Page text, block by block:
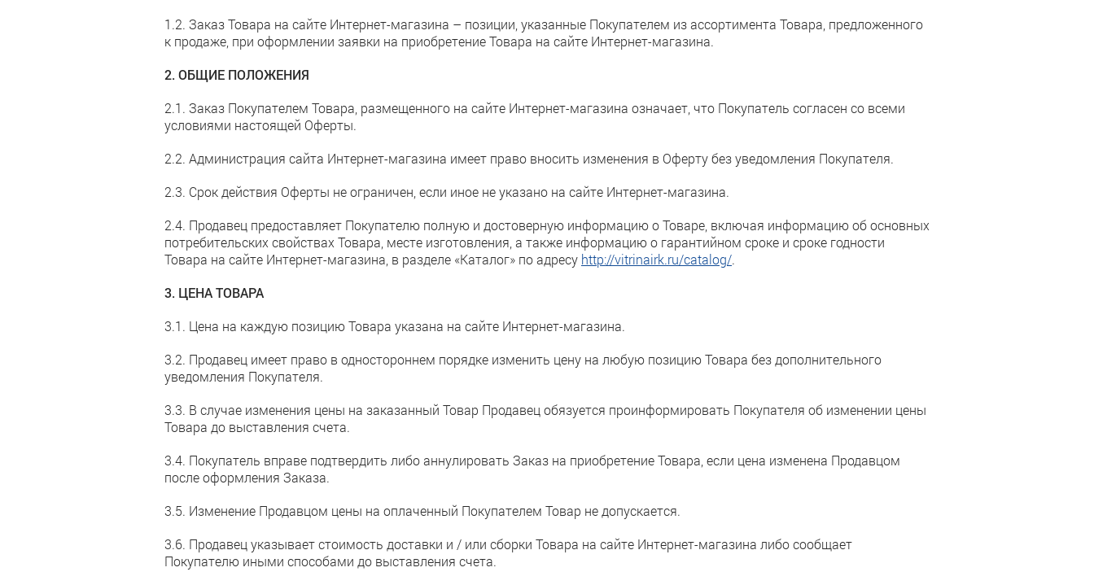
1.2. Заказ Товара на сайте Интернет-магазина – позиции, указанные Покупателем из ассортимента Товара, предложенного
к продаже, при оформлении заявки на приобретение Товара на сайте Интернет-магазина.
2. ОБЩИЕ ПОЛОЖЕНИЯ
2.1. Заказ Покупателем Товара, размещенного на сайте Интернет-магазина означает, что Покупатель согласен со всеми
условиями настоящей Оферты.
2.2. Администрация сайта Интернет-магазина имеет право вносить изменения в Оферту без уведомления Покупателя.
2.3. Срок действия Оферты не ограничен, если иное не указано на сайте Интернет-магазина.
2.4. Продавец предоставляет Покупателю полную и достоверную информацию о Товаре, включая информацию об основных
потребительских свойствах Товара, месте изготовления, а также информацию о гарантийном сроке и сроке годности
Товара на сайте Интернет-магазина, в разделе «Каталог» по адресу http://vitrinairk.ru/catalog/.
3. ЦЕНА ТОВАРА
3.1. Цена на каждую позицию Товара указана на сайте Интернет-магазина.
3.2. Продавец имеет право в одностороннем порядке изменить цену на любую позицию Товара без дополнительного
уведомления Покупателя.
3.3. В случае изменения цены на заказанный Товар Продавец обязуется проинформировать Покупателя об изменении цены
Товара до выставления счета.
3.4. Покупатель вправе подтвердить либо аннулировать Заказ на приобретение Товара, если цена изменена Продавцом
после оформления Заказа.
3.5. Изменение Продавцом цены на оплаченный Покупателем Товар не допускается.
3.6. Продавец указывает стоимость доставки и / или сборки Товара на сайте Интернет-магазина либо сообщает
Покупателю иными способами до выставления счета.